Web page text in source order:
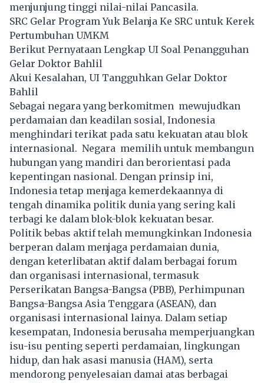
menjunjung tinggi nilai-nilai Pancasila.
SRC Gelar Program Yuk Belanja Ke SRC untuk Kerek
Pertumbuhan UMKM
Berikut Pernyataan Lengkap UI Soal Penangguhan
Gelar Doktor Bahlil
Akui Kesalahan, UI Tangguhkan Gelar Doktor
Bahlil
Sebagai negara yang berkomitmen mewujudkan
perdamaian dan keadilan sosial, Indonesia
menghindari terikat pada satu kekuatan atau blok
internasional. Negara memilih untuk membangun
hubungan yang mandiri dan berorientasi pada
kepentingan nasional. Dengan prinsip ini,
Indonesia tetap menjaga kemerdekaannya di
tengah dinamika politik dunia yang sering kali
terbagi ke dalam blok-blok kekuatan besar.
Politik bebas aktif telah memungkinkan Indonesia
berperan dalam menjaga perdamaian dunia,
dengan keterlibatan aktif dalam berbagai forum
dan organisasi internasional, termasuk
Perserikatan Bangsa-Bangsa (PBB), Perhimpunan
Bangsa-Bangsa Asia Tenggara (ASEAN), dan
organisasi internasional lainya. Dalam setiap
kesempatan, Indonesia berusaha memperjuangkan
isu-isu penting seperti perdamaian, lingkungan
hidup, dan hak asasi manusia (HAM), serta
mendorong penyelesaian damai atas berbagai